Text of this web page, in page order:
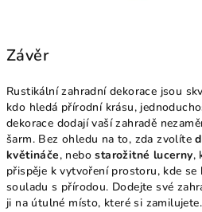
Závěr
Rustikální zahradní dekorace jsou
kdo hledá přírodní krásu,
dekorace dodají vaší zahradě
šarm. Bez ohledu na to, zda zvolíte
květináče, nebostarožitné lucerny,
přispěje k vytvoření prostoru, kde
souladu s přírodou. Dodejte své
ji na útulné místo, které si zamilujete.